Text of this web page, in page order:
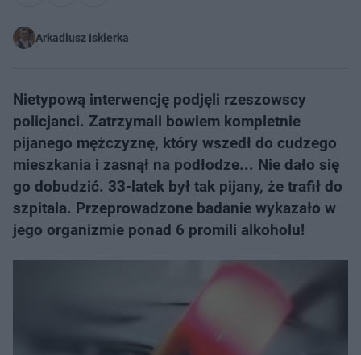
Arkadiusz Iskierka
Nietypową interwencję podjęli rzeszowscy
policjanci. Zatrzymali bowiem kompletnie
pijanego mężczyznę, który wszedł do cudzego
mieszkania i zasnął na podłodze... Nie dało się
go dobudzić. 33-latek był tak pijany, że trafił do
szpitala. Przeprowadzone badanie wykazało w
jego organizmie ponad 6 promili alkoholu!